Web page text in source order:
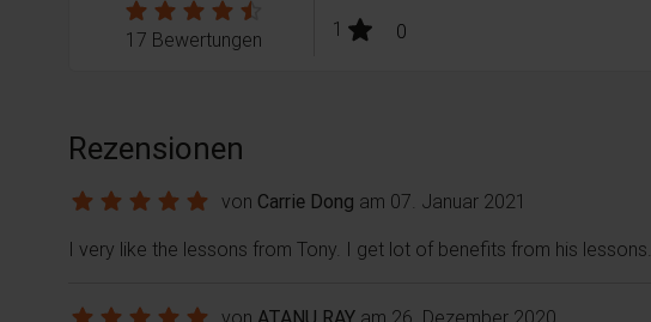
17 Bewertungen
1 stars: 0
Bewertungen
Rezensionen
von Carrie Dong am 07. Januar 2021
I very like the lessons from Tony. I get lot of benefits from his lessons.
von ATANU RAY am 26. Dezember 2020